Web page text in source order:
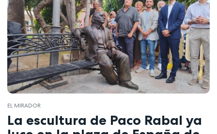
EL MIRADOR
La escultura de Paco Rabal ya